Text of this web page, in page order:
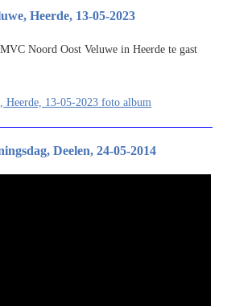
Heerde, 13-05-2023
Noord Oost Veluwe in Heerde te gast
Heerde, 13-05-2023 foto album
Deelen, 24-05-2014